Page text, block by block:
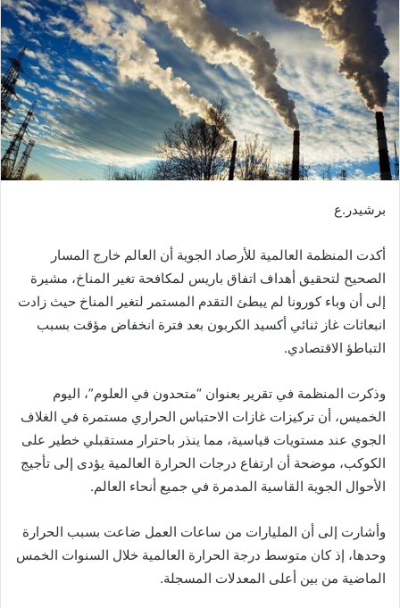
ر
ي
د
ا
إ
ل
ك
ت
برشيدر.ع
أكدت المنظمة العالمية للأرصاد الجوية أن العالم خارج المسار
الصحيح لتحقيق أهداف اتفاق باريس لمكافحة تغير المناخ، مشيرة
إلى أن وباء كورونا لم يبطئ التقدم المستمر لتغير المناخ حيث زادت
انبعاثات غاز ثنائي أكسيد الكربون بعد فترة انخفاض مؤقت بسبب
التباطؤ الاقتصادي.
وذكرت المنظمة في تقرير بعنوان “متحدون في العلوم”، اليوم
الخميس، أن تركيزات غازات الاحتباس الحراري مستمرة في الغلاف
الجوي عند مستويات قياسية، مما ينذر باحترار مستقبلي خطير على
الكوكب، موضحة أن ارتفاع درجات الحرارة العالمية يؤدى إلى تأجيج
الأحوال الجوية القاسية المدمرة في جميع أنحاء العالم.
وأشارت إلى أن المليارات من ساعات العمل ضاعت بسبب الحرارة
وحدها، إذ كان متوسط درجة الحرارة العالمية خلال السنوات الخمس
الماضية من بين أعلى المعدلات المسجلة.